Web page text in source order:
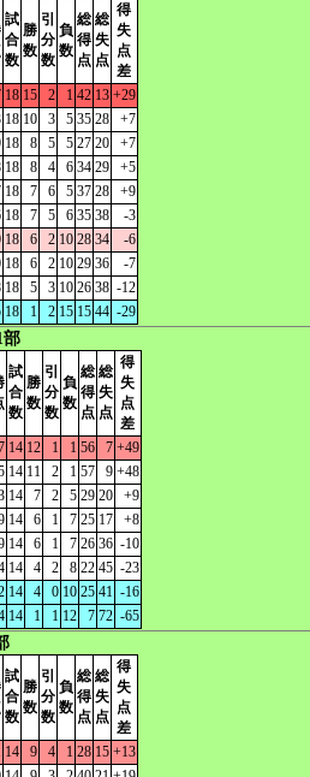
試
合
数
勝
数
引
分
数
負
数
総
得
点
総
失
点
得
失
点
差
18 15 2 1 42 13 +29
18 10 3 5 35 28
+7
18 8 5 5 27 20
+7
18 8 4 6 34 29
+5
18 7 6 5 37 28
+9
18 7 5 6 35 38
-3
18 6 2 10 28 34
-6
18 6 2 10 29 36
-7
18 5 3 10 26 38 -12
18 1 2 15 15 44 -29
部
試
合
数
勝
数
引
分
数
負
数
総
得
点
総
失
点
得
失
点
差
14 12 1 1 56 7 +49
14 11 2 1 57 9 +48
14 7 2 5 29 20
+9
14 6 1 7 25 17
+8
14 6 1 7 26 36 -10
14 4 2 8 22 45 -23
14 4 0 10 25 41 -16
14 1 1 12 7 72 -65
試
合
数
勝
数
引
分
数
負
数
総
得
点
総
失
点
得
失
点
差
14 9 4 1 28 15 +13